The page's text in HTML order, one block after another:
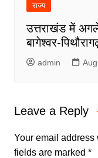
राज्य
उत्तराखंड में अगले
बागेश्वर-
admin
Leave a Reply
Your email
fields are marked *